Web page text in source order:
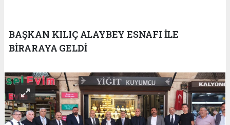
BAŞKAN KILIÇ ALAYBEY ESNAFI İLE
BİRARAYA GELDİ